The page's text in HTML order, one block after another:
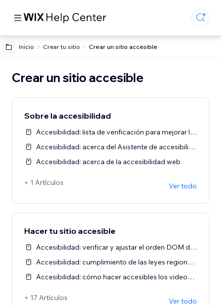
Inicio Crear tu sitio Crear un sitio accesible
Crear un sitio accesible
Sobre la accesibilidad
Accesibilidad: lista de verificación para mejorar la accesibilidad de tu sitio
Accesibilidad: acerca del Asistente de accesibilidad
Accesibilidad: acerca de la accesibilidad web
+ 1 Artículos Ver todo
Hacer tu sitio accesible
Accesibilidad: verificar y ajustar el orden DOM de un sitio
Accesibilidad: cumplimiento de las leyes regionales
Accesibilidad: cómo hacer accesibles los videos y el audio
+ 17 Artículos Ver todo